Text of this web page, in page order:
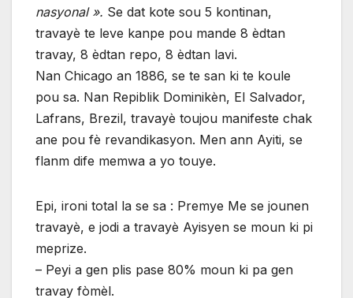
nasyonal ». Se dat kote sou 5 kontinan,
travayè te leve kanpe pou mande 8 èdtan
travay, 8 èdtan repo, 8 èdtan lavi.
Nan Chicago an 1886, se te san ki te koule
pou sa. Nan Repiblik Dominikèn, El Salvador,
Lafrans, Brezil, travayè toujou manifeste chak
ane pou fè revandikasyon. Men ann Ayiti, se
flanm dife memwa a yo touye.
Epi, ironi total la se sa : Premye Me se jounen
travayè, e jodi a travayè Ayisyen se moun ki pi
meprize.
– Peyi a gen plis pase 80% moun ki pa gen
travay fòmèl.